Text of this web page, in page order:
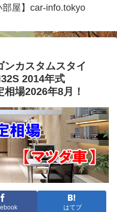
部屋】car-info.tokyo
ンカスタムスタイ
2014年式
相場2026年8月！
はてブ